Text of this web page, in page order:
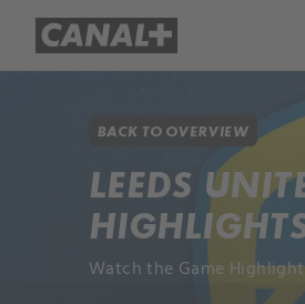
BACK TO OVERVIEW
LEEDS
Watch the Game